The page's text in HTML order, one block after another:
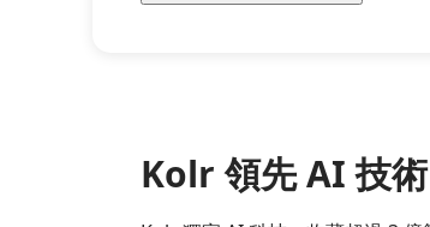
Kolr 領先 AI 技